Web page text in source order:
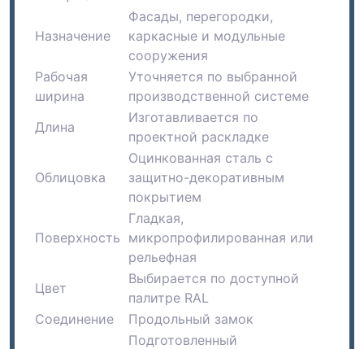
Назначение
Фасады, перегородки,
каркасные и модульные
сооружения
Рабочая
ширина
Уточняется по выбранной
производственной системе
Длина
Изготавливается по
проектной раскладке
Облицовка
Оцинкованная сталь с
защитно-декоративным
покрытием
Поверхность
Гладкая,
микропрофилированная или
рельефная
Цвет
Выбирается по доступной
палитре RAL
Соединение
Продольный замок
Подготовленный